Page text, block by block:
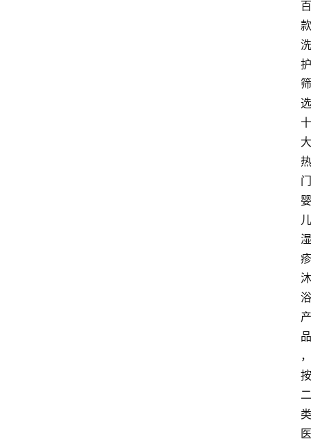
百
款
洗
护
筛
选
十
大
热
门
婴
儿
湿
疹
沐
浴
产
品
，
按
二
类
医